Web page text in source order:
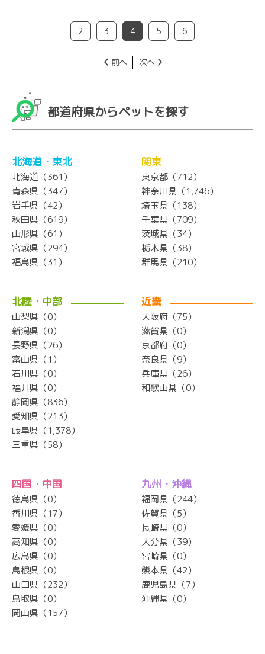
2 3 4 5 6
前へ 次へ
都道府県からペットを探す
北海道・東北
北海道（361）
青森県（347）
岩手県（42）
秋田県（619）
山形県（61）
宮城県（294）
福島県（31）
関東
東京都（712）
神奈川県（1,746）
埼玉県（138）
千葉県（709）
茨城県（34）
栃木県（38）
群馬県（210）
北陸・中部
山梨県（0）
新潟県（0）
長野県（26）
富山県（1）
石川県（0）
福井県（0）
静岡県（836）
愛知県（213）
岐阜県（1,378）
三重県（58）
近畿
大阪府（75）
滋賀県（0）
京都府（0）
奈良県（9）
兵庫県（26）
和歌山県（0）
四国・中国
徳島県（0）
香川県（17）
愛媛県（0）
高知県（0）
広島県（0）
島根県（0）
山口県（232）
鳥取県（0）
岡山県（157）
九州・沖縄
福岡県（244）
佐賀県（5）
長崎県（0）
大分県（39）
宮崎県（0）
熊本県（42）
鹿児島県（7）
沖縄県（0）